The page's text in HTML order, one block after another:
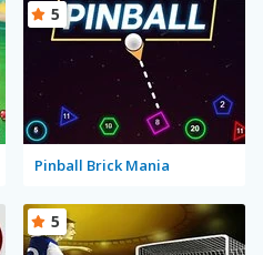
Pinball Brick Mania
5
5